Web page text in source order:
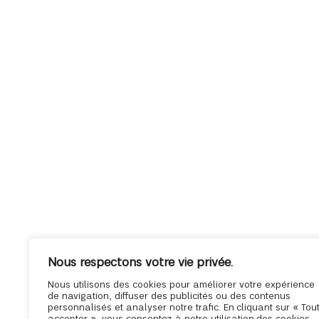
Nous respectons votre vie privée.
Nous utilisons des cookies pour améliorer votre expérience
de navigation, diffuser des publicités ou des contenus
personnalisés et analyser notre trafic. En cliquant sur « Tout